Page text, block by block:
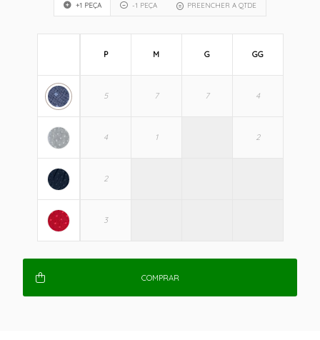
+1 PEÇA -1 PEÇA PREENCHER A QTDE
P M G GG
COMPRAR